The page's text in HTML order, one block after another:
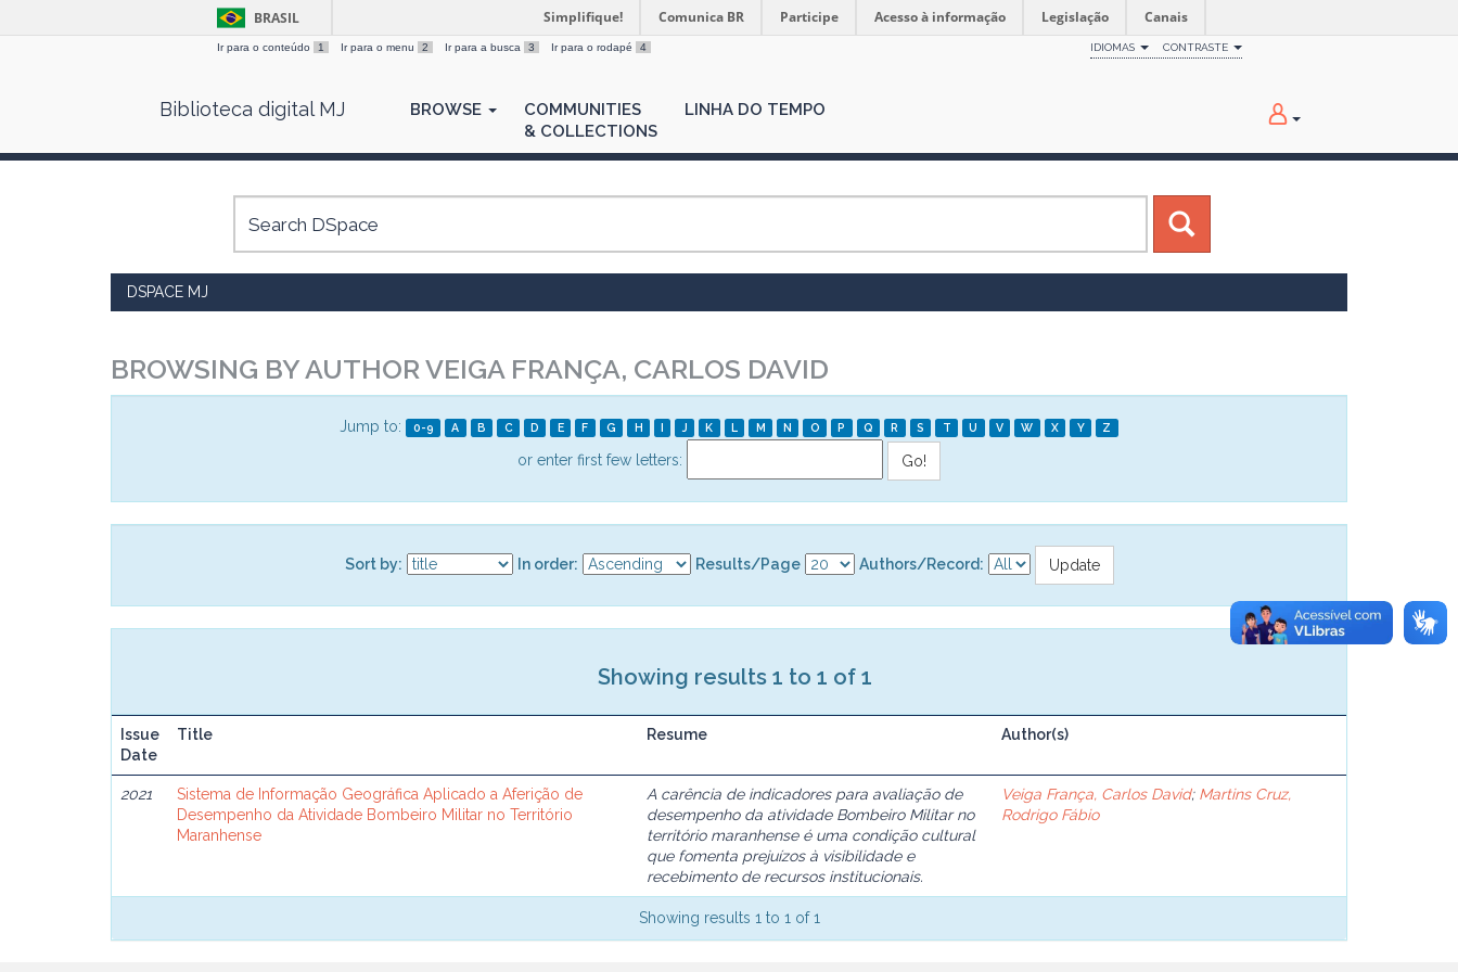
BRASIL Simplifique! Comunica BR Participe Acesso à informação Legislação Canais
Ir para o conteúdo 1 Ir para o menu 2 Ir para a busca 3 Ir para o rodapé 4 IDIOMAS CONTRASTE
Biblioteca digital MJ BROWSE
COMMUNITIES
& COLLECTIONS
LINHA DO TEMPO
DSPACE MJ
BROWSING BY AUTHOR VEIGA FRANÇA, CARLOS DAVID
Jump to: 0-9 A B C D E F G H I J K L M N O P Q R S T U V W X Y Z
or enter first few letters:
Sort by: In order: Results/Page Authors/Record:
Showing results 1 to 1 of 1
Issue
Date
Title Resume Author(s)
2021
Sistema de Informação Geográfica Aplicado a Aferição de
Desempenho da Atividade Bombeiro Militar no Território
Maranhense
A carência de indicadores para avaliação de
desempenho da atividade Bombeiro Militar no
território maranhense é uma condição cultural
que fomenta prejuízos à visibilidade e
recebimento de recursos institucionais.
Veiga França, Carlos David; Martins Cruz,
Rodrigo Fábio
Showing results 1 to 1 of 1